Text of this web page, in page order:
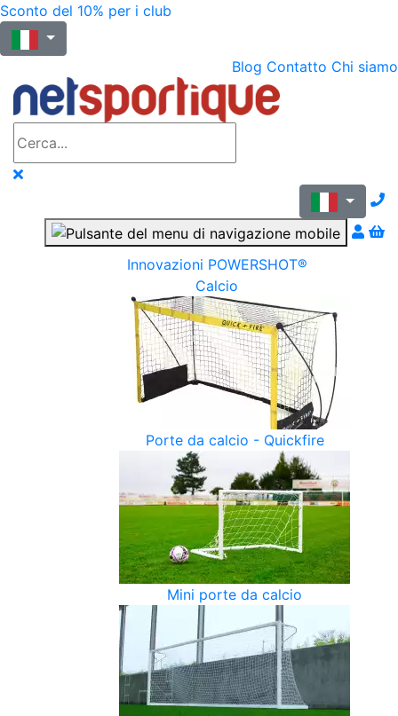
Sconto del 10% per i club
Blog Contatto Chi siamo
Innovazioni POWERSHOT®
Calcio
Porte da calcio - Quickfire
Mini porte da calcio